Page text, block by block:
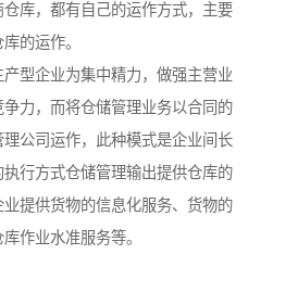
库，都有自己的运作方式，主要
的运作。
型企业为集中精力，做强主营业
力，而将仓储管理业务以合同的
公司运作，此种模式是企业间长
行方式仓储管理输出提供仓库的
业提供货物的信息化服务、货物的
作业水准服务等。